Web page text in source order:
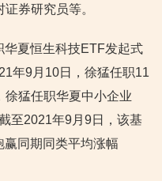
券研究员等。
华夏恒生科技ETF发起式
年9月10日，徐猛任职11
徐猛任职华夏中小企业
至2021年9月9日，该基
同期同类平均涨幅